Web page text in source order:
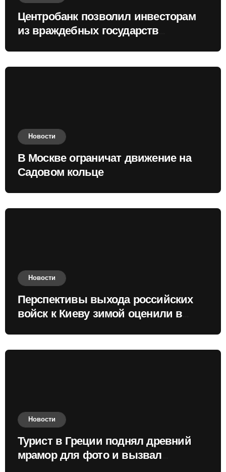
Центробанк позволил инвесторам
из враждебных государств
Новости
В Москве ограничат движение на
Садовом кольце
Новости
Перспективы выхода российских
войск к Киеву зимой оценили в
Новости
Турист в Греции поднял древний
мрамор для фото и вызвал